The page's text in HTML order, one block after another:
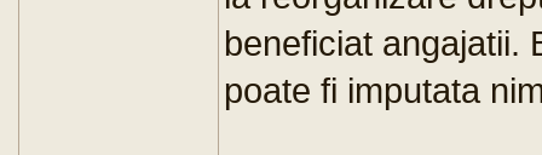
beneficiat angajatii.
poate fi imputata